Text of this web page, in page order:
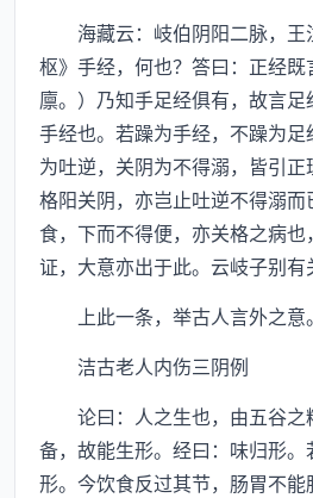
海藏云：岐伯阴阳二脉，王
枢》手经，何也？答曰：正经
廪。）乃知手足经俱有，故言足
手经也。若躁为手经，不躁为
为吐逆，关阴为不得溺，皆引
格阳关阴，亦岂止吐逆不得溺
食，下而不得便，亦关格之病
证，大意亦出于此。云岐子别有
上此一条，举古人言外之意。
洁古老人内伤三阴例
论曰：人之生也，由五谷之
备，故能生形。经曰：味归形
形。今饮食反过其节，肠胃不